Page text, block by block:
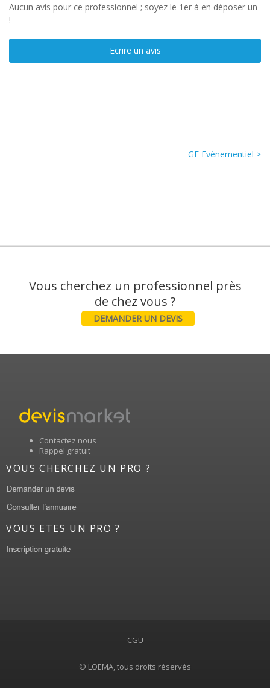
Aucun avis pour ce professionnel ; soyez le 1er à en déposer un
!
Ecrire un avis
GF Evènementiel >
Vous cherchez un professionnel près
DEMANDER UN DEVIS
Contactez nous
Rappel gratuit
VOUS CHERCHEZ UN PRO ?
VOUS ETES UN PRO ?
CGU
© LOEMA, tous droits réservés